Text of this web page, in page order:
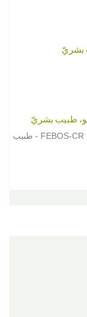
بروفيسور وجراح العيون، FEBOS-CR - طبيب